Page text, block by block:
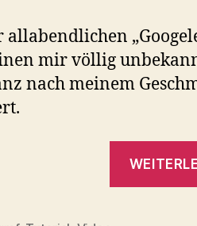
allabendlichen
mir völlig
nach meinem